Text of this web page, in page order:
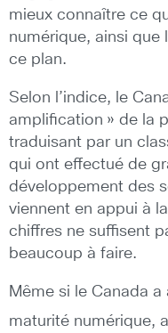
mieux connaître ce
numérique, ainsi que
ce plan.
Selon l’indice, le
amplification » de la
traduisant par un
qui ont effectué de
développement des
viennent en appui à
chiffres ne suffisent
beaucoup à faire.
Même si le Canada
maturité numérique,